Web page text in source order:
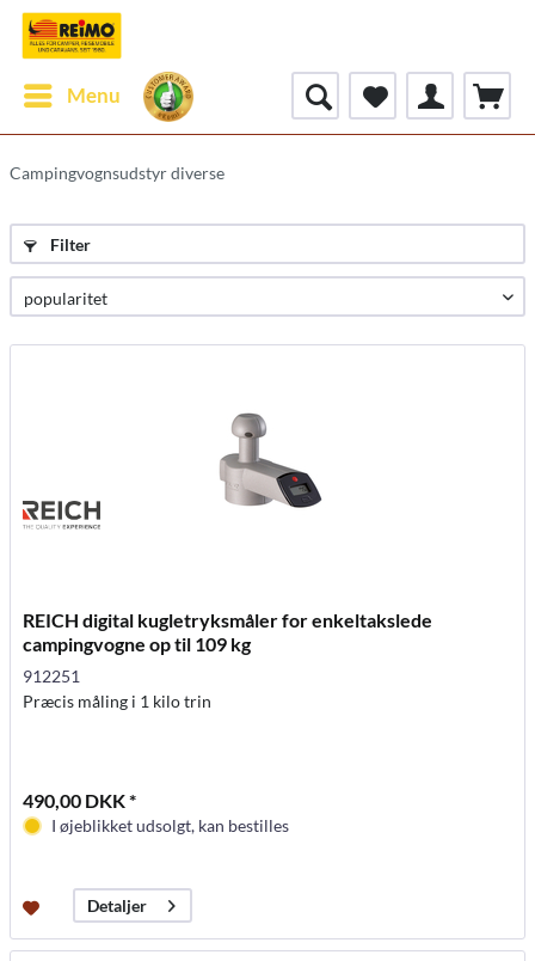
Menu
Campingvognsudstyr diverse
Filter
REICH digital kugletryksmåler for enkeltakslede
campingvogne op til 109 kg
912251
Præcis måling i 1 kilo trin
490,00 DKK *
I øjeblikket udsolgt, kan bestilles
Detaljer